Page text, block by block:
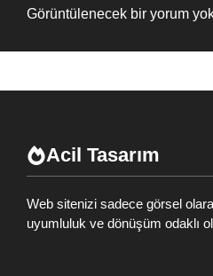
Görüntülenecek bir yorum
Acil Tasarım
Web sitenizi sadece görsel
uyumluluk ve dönüşüm odaklı